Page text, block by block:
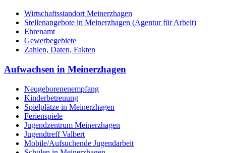
Wirtschaftsstandort Meinerzhagen
Stellenangebote in Meinerzhagen (Agentur für Arbeit)
Ehrenamt
Gewerbegebiete
Zahlen, Daten, Fakten
Aufwachsen in Meinerzhagen
Neugeborenenempfang
Kinderbetreuung
Spielplätze in Meinerzhagen
Ferienspiele
Jugendzentrum Meinerzhagen
Jugendtreff Valbert
Mobile/Aufsuchende Jugendarbeit